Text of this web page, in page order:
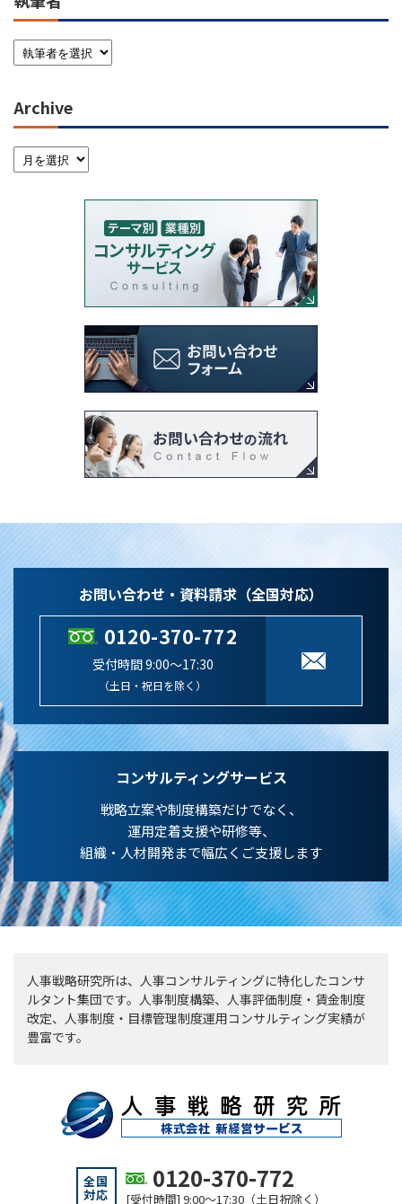
Archive
お問い合わせ・資料請求（全国対応）
0120-370-772
受付時間 9:00～17:30
（土日・祝日を除く）
コンサルティングサービス
戦略立案や制度構築だけでなく、
運用定着支援や研修等、
組織・人材開発まで幅広くご支援します
人事戦略研究所は、人事コンサルティングに特化したコンサ
ルタント集団です。人事制度構築、人事評価制度・賃金制度
改定、人事制度・目標管理制度運用コンサルティング実績が
豊富です。
全国
対応
0120-370-772
[受付時間] 9:00～17:30（土日祝除く）